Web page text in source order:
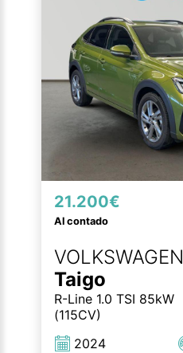
21.200€
Al contado
VOLKSWAGEN
Taigo
R-Line 1.0 TSI 85kW
(115CV)
2024